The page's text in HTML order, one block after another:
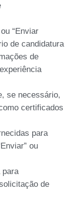
“Enviar
de candidatura
de
se necessário,
certificados
para
ou
para
de